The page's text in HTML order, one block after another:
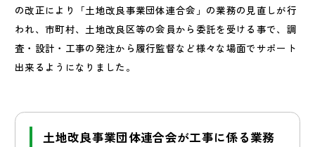
の改正により「土地改良事業団体連合会」の業務の見直しが行
われ、市町村、土地改良区等の会員から委託を受ける事で、調
査・設計・工事の発注から履行監督など様々な場面でサポート
出来るようになりました。
土地改良事業団体連合会が工事に係る業務